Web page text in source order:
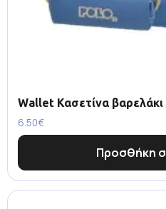
Wallet Κασετίνα
6.50€
Προσθήκη